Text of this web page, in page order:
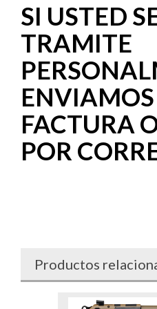
SI USTED
TRAMITE
FACTURA
POR
Productos